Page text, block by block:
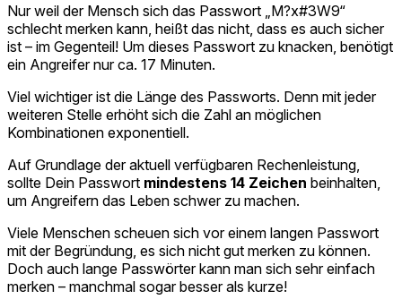
Nur weil der Mensch sich das Passwort „M?x#3W9“
schlecht merken kann, heißt das nicht, dass es auch sicher
ist – im Gegenteil! Um dieses Passwort zu knacken, benötigt
ein Angreifer nur ca. 17 Minuten.
Viel wichtiger ist die Länge des Passworts. Denn mit jeder
weiteren Stelle erhöht sich die Zahl an möglichen
Kombinationen exponentiell.
Auf Grundlage der aktuell verfügbaren Rechenleistung,
sollte Dein Passwort mindestens 14 Zeichen beinhalten,
um Angreifern das Leben schwer zu machen.
Viele Menschen scheuen sich vor einem langen Passwort
mit der Begründung, es sich nicht gut merken zu können.
Doch auch lange Passwörter kann man sich sehr einfach
merken – manchmal sogar besser als kurze!